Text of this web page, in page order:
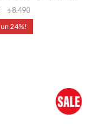
$8.490
24